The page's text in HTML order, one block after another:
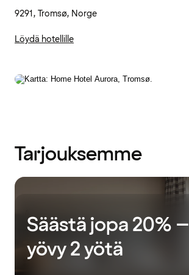
9291, Tromsø, Norge
Löydä hotellille
Tarjouksemme
Säästä jopa 20% –
yövy 2 yötä